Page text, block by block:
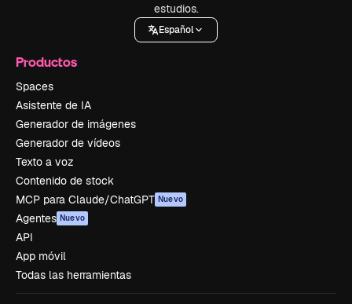
estudios.
Español
Productos
Spaces
Asistente de IA
Generador de imágenes
Generador de vídeos
Texto a voz
Contenido de stock
MCP para Claude/ChatGPT Nuevo
Agentes Nuevo
API
App móvil
Todas las herramientas